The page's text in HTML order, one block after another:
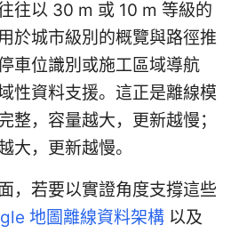
往以 30 m 或 10 m 等級的
於城市級別的概覽與路徑推
車位識別或施工區域導航
性資料支援。這正是離線模
整，容量越大，更新越慢；
大，更新越慢。
，若要以實證角度支撐這些
地圖離線資料架構 以及